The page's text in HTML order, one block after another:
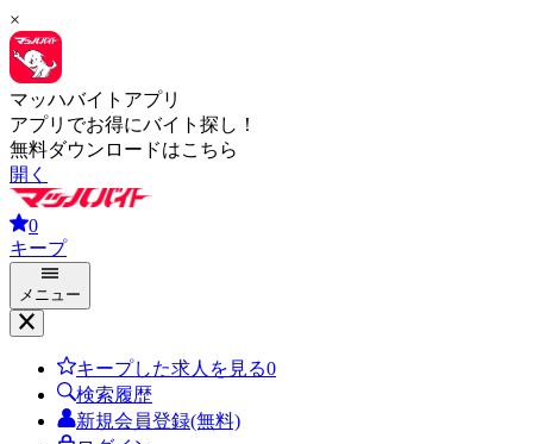
×
マッハバイトアプリ
アプリでお得にバイト探し！
無料ダウンロードはこちら
開く
0
キープ
メニュー
キープした求人を見る0
検索履歴
新規会員登録(無料)